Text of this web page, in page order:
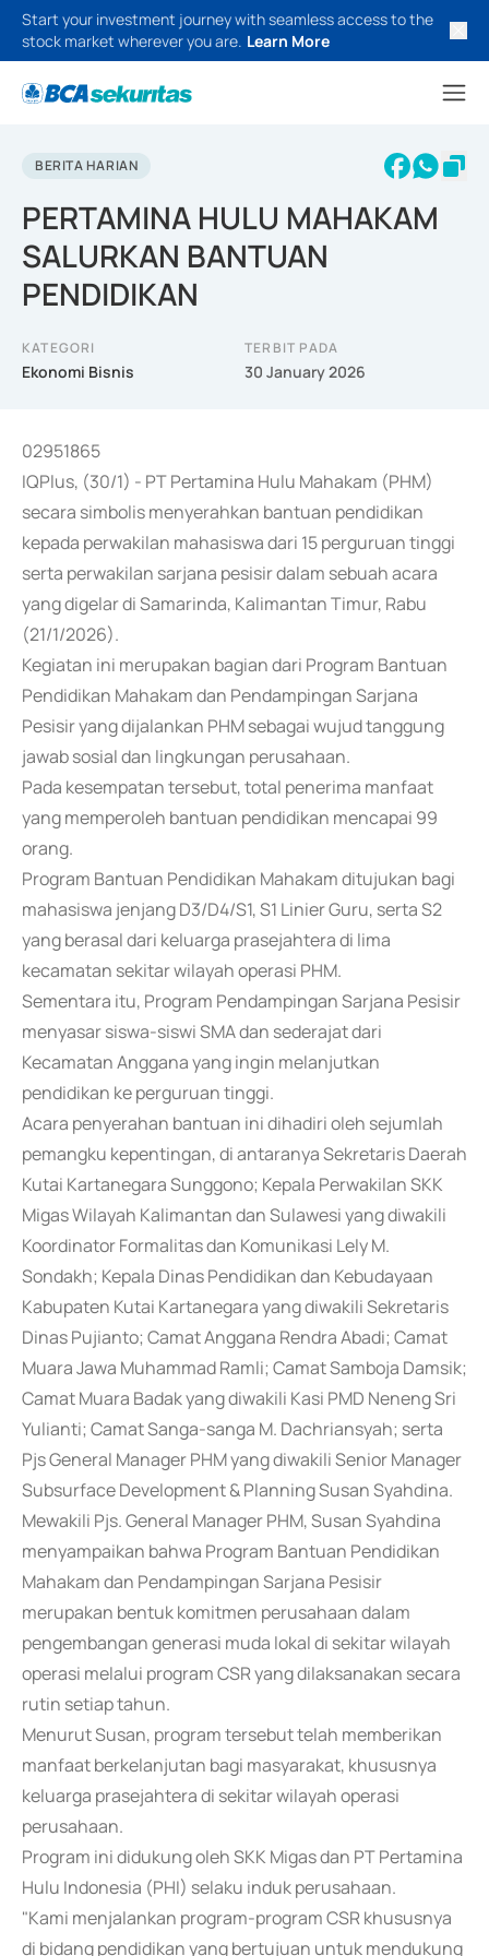
Start your investment journey with seamless access to the
stock market wherever you are. Learn More
BERITA HARIAN
PERTAMINA HULU MAHAKAM
SALURKAN BANTUAN
PENDIDIKAN
KATEGORI
Ekonomi Bisnis
TERBIT PADA
30 January 2026
02951865
IQPlus, (30/1) - PT Pertamina Hulu Mahakam (PHM)
secara simbolis menyerahkan bantuan pendidikan
kepada perwakilan mahasiswa dari 15 perguruan tinggi
serta perwakilan sarjana pesisir dalam sebuah acara
yang digelar di Samarinda, Kalimantan Timur, Rabu
(21/1/2026).
Kegiatan ini merupakan bagian dari Program Bantuan
Pendidikan Mahakam dan Pendampingan Sarjana
Pesisir yang dijalankan PHM sebagai wujud tanggung
jawab sosial dan lingkungan perusahaan.
Pada kesempatan tersebut, total penerima manfaat
yang memperoleh bantuan pendidikan mencapai 99
orang.
Program Bantuan Pendidikan Mahakam ditujukan bagi
mahasiswa jenjang D3/D4/S1, S1 Linier Guru, serta S2
yang berasal dari keluarga prasejahtera di lima
kecamatan sekitar wilayah operasi PHM.
Sementara itu, Program Pendampingan Sarjana Pesisir
menyasar siswa-siswi SMA dan sederajat dari
Kecamatan Anggana yang ingin melanjutkan
pendidikan ke perguruan tinggi.
Acara penyerahan bantuan ini dihadiri oleh sejumlah
pemangku kepentingan, di antaranya Sekretaris Daerah
Kutai Kartanegara Sunggono; Kepala Perwakilan SKK
Migas Wilayah Kalimantan dan Sulawesi yang diwakili
Koordinator Formalitas dan Komunikasi Lely M.
Sondakh; Kepala Dinas Pendidikan dan Kebudayaan
Kabupaten Kutai Kartanegara yang diwakili Sekretaris
Dinas Pujianto; Camat Anggana Rendra Abadi; Camat
Muara Jawa Muhammad Ramli; Camat Samboja Damsik;
Camat Muara Badak yang diwakili Kasi PMD Neneng Sri
Yulianti; Camat Sanga-sanga M. Dachriansyah; serta
Pjs General Manager PHM yang diwakili Senior Manager
Subsurface Development & Planning Susan Syahdina.
Mewakili Pjs. General Manager PHM, Susan Syahdina
menyampaikan bahwa Program Bantuan Pendidikan
Mahakam dan Pendampingan Sarjana Pesisir
merupakan bentuk komitmen perusahaan dalam
pengembangan generasi muda lokal di sekitar wilayah
operasi melalui program CSR yang dilaksanakan secara
rutin setiap tahun.
Menurut Susan, program tersebut telah memberikan
manfaat berkelanjutan bagi masyarakat, khususnya
keluarga prasejahtera di sekitar wilayah operasi
perusahaan.
Program ini didukung oleh SKK Migas dan PT Pertamina
Hulu Indonesia (PHI) selaku induk perusahaan.
"Kami menjalankan program-program CSR khususnya
di bidang pendidikan yang bertujuan untuk mendukung